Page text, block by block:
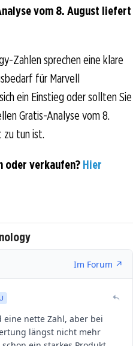
vom 8. August liefert
Zahlen sprechen eine klare
für Marvell
ein Einstieg oder sollten Sie
Gratis-Analyse vom 8.
zu tun ist.
oder verkaufen? Hier